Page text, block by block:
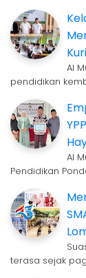
Al
pendidikan
Al
Pendidikan
terasa sejak